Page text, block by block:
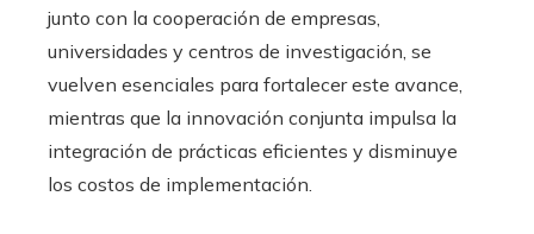
junto con la cooperación de empresas,
universidades y centros de investigación, se
vuelven esenciales para fortalecer este avance,
mientras que la innovación conjunta impulsa la
integración de prácticas eficientes y disminuye
los costos de implementación.